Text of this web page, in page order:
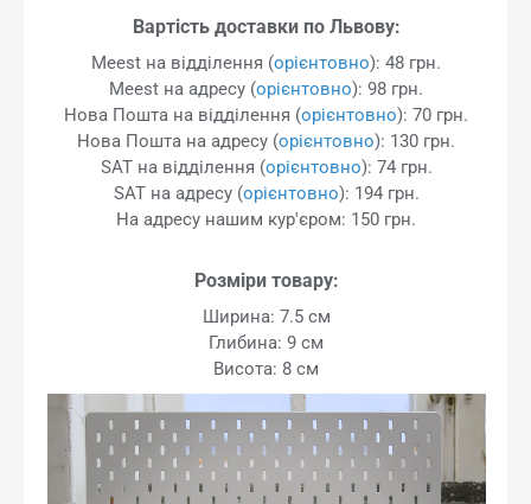
Вартість доставки по Львову:
Meest на відділення (орієнтовно): 48 грн.
Meest на адресу (орієнтовно): 98 грн.
Нова Пошта на відділення (орієнтовно): 70 грн.
Нова Пошта на адресу (орієнтовно): 130 грн.
SAT на відділення (орієнтовно): 74 грн.
SAT на адресу (орієнтовно): 194 грн.
На адресу нашим кур'єром: 150 грн.
Розміри товару:
Ширина: 7.5 см
Глибина: 9 см
Висота: 8 см